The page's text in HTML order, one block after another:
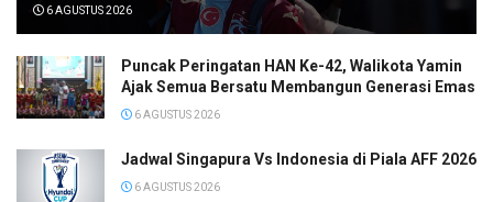
6 AGUSTUS 2026
Puncak Peringatan HAN Ke-42, Walikota Yamin
Ajak Semua Bersatu Membangun Generasi Emas
6 AGUSTUS 2026
Jadwal Singapura Vs Indonesia di Piala AFF 2026
6 AGUSTUS 2026